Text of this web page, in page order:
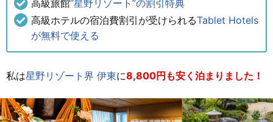
高級旅館”星野リゾート”の割引特典
高級ホテルの宿泊費割引が受けられるTablet Hotels
が無料で使える
私は星野リゾート界 伊東に8,800円も安く泊まりました！